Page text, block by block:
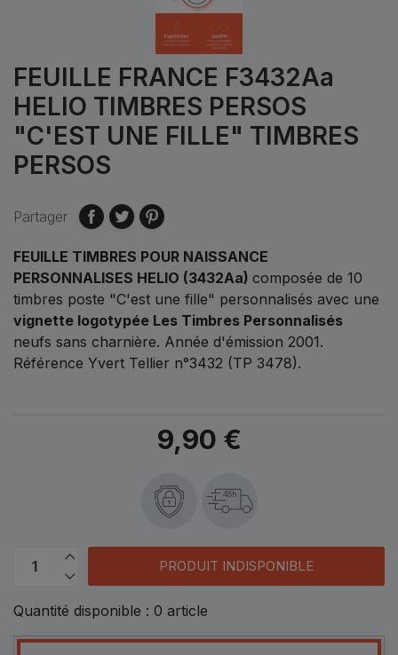
FEUILLE FRANCE F3432Aa
HELIO TIMBRES PERSOS
"C'EST UNE FILLE" TIMBRES
PERSOS
Partager
FEUILLE TIMBRES POUR NAISSANCE
PERSONNALISES HELIO (3432Aa) composée de 10
timbres poste "C'est une fille" personnalisés avec une
vignette logotypée Les Timbres Personnalisés
neufs sans charnière. Année d'émission 2001.
Référence Yvert Tellier n°3432 (TP 3478).
9,90 €
48h
PRODUIT INDISPONIBLE
Quantité disponible : 0 article